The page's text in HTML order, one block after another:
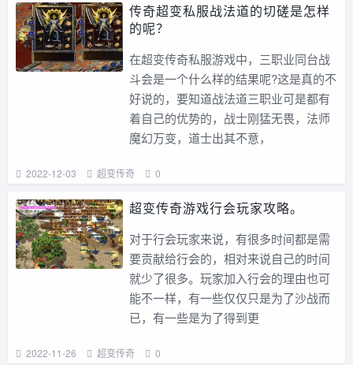
传奇超变私服战法道的切磋是怎样
的呢？
在超变传奇私服游戏中，三职业同台战
斗会是一个什么样的结果呢?这是真的不
好说的，要知道战法道三职业可是都有
着自己的优势的，战士刚猛无畏，法师
魔幻万变，道士出其不意，
2022-12-03 超变传奇 0
超变传奇游戏行会玩家攻略。
对于行会玩家来说，有很多时间都是需
要贡献给行会的，相对来说自己的时间
就少了很多。玩家加入行会的理由也可
能不一样，有一些仅仅只是为了沙战而
已，有一些是为了得到更
2022-11-26 超变传奇 0